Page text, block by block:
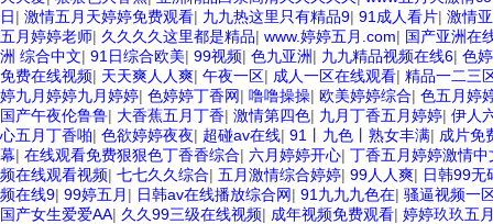
日| 激情五月天婷婷免费观看| 九九热这里只有精品9| 91成人看片| 激情
五月婷婷老师| 久久久久这里都是精品| www.婷婷五月.com| 国产亚洲在
洲 综合中文| 91日综合欧美| 99视频| 色九亚洲| 九九精品视频在线6| 色
免费在线视频| 天天爽人人爽| 午夜一区| 成人一区在线观看| 精品一二三
婷九月婷婷九月婷婷| 色婷婷丁香网| 噜噜操操| 欧美婷婷综合| 色五月婷
国产午夜伦鲁鲁| 大香蕉五月丁香| 激情第四色| 九月丁香五月婷婷| 伊人
心五月丁香啪| 色欲婷婷夜夜| 超碰av在线| 91丨九色丨熟女丰满| 成片免
幕| 在线观看免费狠狠色丁香香综合| 六月婷婷开心| 丁香五月婷婷激情中
频在线观看视频| 七七久久综合| 五月激情综合婷婷| 99人人爽| 日韩99无
频在线9| 99婷五月 | 日韩av在线播放综合网| 91九九九色在| 骚逼视频一
国产女生爱爱AA| 久久99三级在线视频| 成年视频免费观看| 婷婷玖玖五